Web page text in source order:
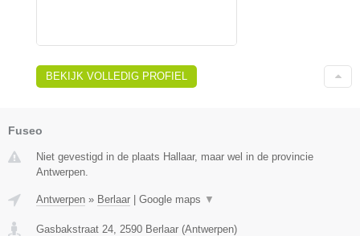
BEKIJK VOLLEDIG PROFIEL
Fuseo
Niet gevestigd in de plaats Hallaar, maar wel in de provincie
Antwerpen.
Antwerpen » Berlaar Google maps ▼
Gasbakstraat 24, 2590 Berlaar (Antwerpen)